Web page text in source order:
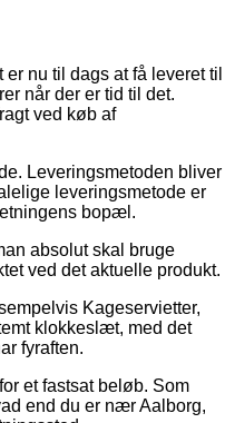
nu til dags at få leveret til
når der er tid til det.
ved køb af
Leveringsmetoden bliver
leveringsmetode er
bopæl.
absolut skal bruge
ved det aktuelle produkt.
Kageservietter,
klokkeslæt, med det
fyraften.
et fastsat beløb. Som
end du er nær Aalborg,